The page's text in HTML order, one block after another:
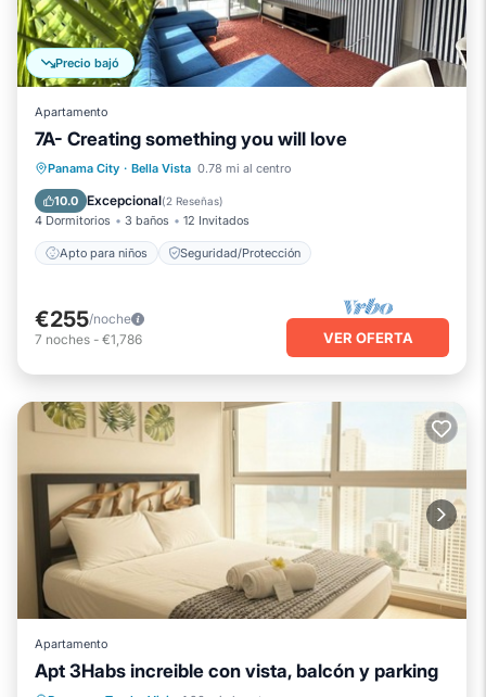
Precio bajó
Apartamento
7A- Creating something you will love
Panama City · Bella Vista 0.78 mi al centro
10.0 Excepcional(2 Reseñas)
4 Dormitorios 3 baños 12 Invitados
Apto para niños Seguridad/Protección
Apto para niños
€255/noche
7 noches - €1,786 VER OFERTA
Apartamento
Apt 3Habs increible con vista, balcón y parking